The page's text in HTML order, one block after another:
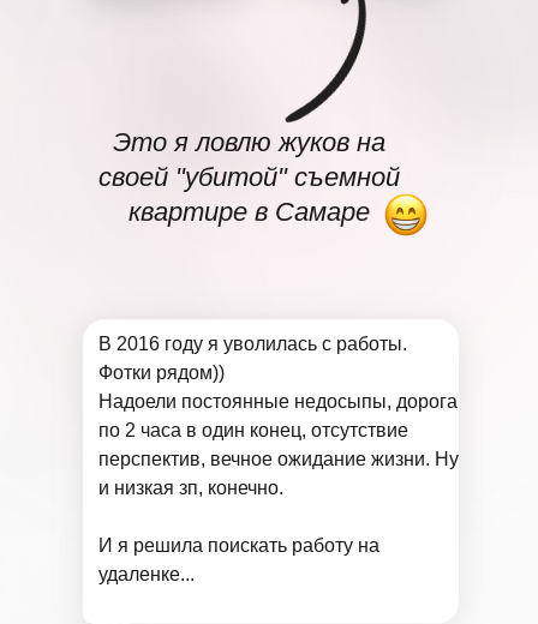
В 2016 году я уволилась с работы.
Фотки рядом))
Надоели постоянные недосыпы, дорога
по 2 часа в один конец, отсутствие
перспектив, вечное ожидание жизни. Ну
и низкая зп, конечно.
И я решила поискать работу на
удаленке...
Это я ловлю жуков на
своей "убитой" съемной
квартире в Самаре